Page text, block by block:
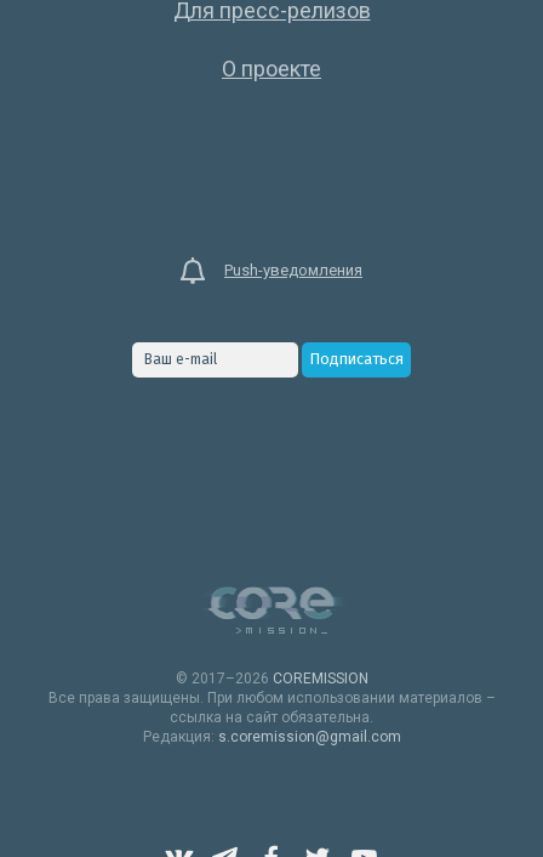
Для пресс-релизов
О проекте
Push-уведомления
© 2017–2026 COREMISSION
Все права защищены. При любом использовании материалов –
ссылка на сайт обязательна.
Редакция: s.coremission@gmail.com